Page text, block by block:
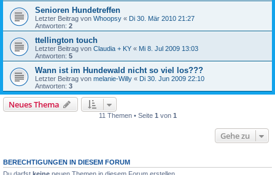
Senioren Hundetreffen
Letzter Beitrag von Whoopsy « Di 30. Mär 2010 21:27
Antworten: 2
ttellington touch
Letzter Beitrag von Claudia + KY « Mi 8. Jul 2009 13:03
Antworten: 5
Wann ist im Hundewald nicht so viel los???
Letzter Beitrag von melanie-Willy « Di 30. Jun 2009 22:10
Antworten: 3
Neues Thema
11 Themen • Seite 1 von 1
Gehe zu
BERECHTIGUNGEN IN DIESEM FORUM